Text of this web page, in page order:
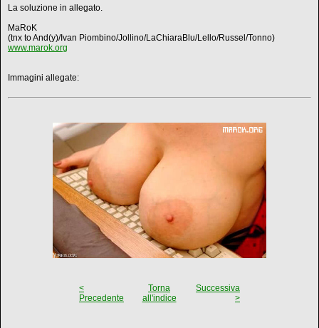
La soluzione in allegato.
MaRoK
(tnx to And(y)/Ivan Piombino/Jollino/LaChiaraBlu/Lello/Russel/Tonno)
www.marok.org
Immagini allegate:
<
Precedente
Torna
all'indice
Successiva
>